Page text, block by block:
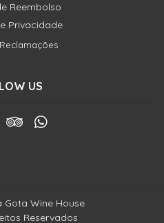
Reembolso
Privacidade
US
Wine House
Reservados